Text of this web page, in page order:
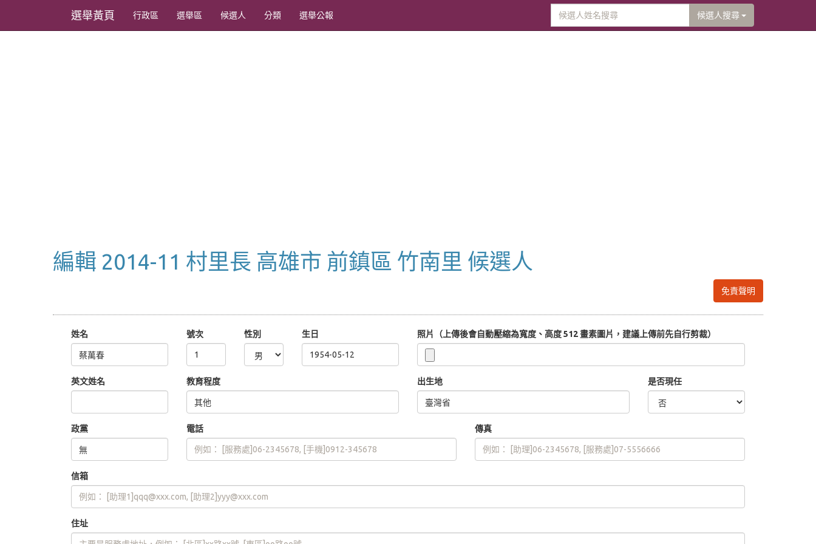
選舉黃頁 行政區 選舉區 候選人 分類 選舉公報 候選人搜尋
編輯 2014-11 村里長 高雄市 前鎮區 竹南里 候選人
免責聲明
姓名 號次 性別 生日 照片（上傳後會自動壓縮為寬度、高度 512 畫素圖片，建議上傳前先自行剪裁）
英文姓名 教育程度 出生地 是否現任
政黨 電話 傳真
信箱
住址